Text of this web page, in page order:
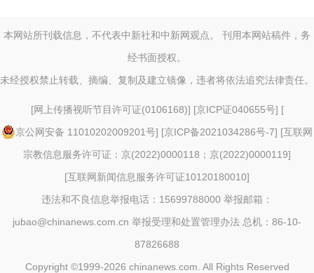
本网站所刊载信息，不代表中新社和中新网观点。 刊用本网站稿件，务
经书面授权。
未经授权禁止转载、摘编、复制及建立镜像，违者将依法追究法律责任。
[网上传播视听节目许可证(0106168)] [京ICP证040655号] [
京公网安备 11010202009201号] [京ICP备2021034286号-7] [互联网
宗教信息服务许可证：京(2022)0000118；京(2022)0000119]
[互联网新闻信息服务许可证10120180010]
违法和不良信息举报电话：15699788000 举报邮箱：
jubao@chinanews.com.cn 举报受理和处置管理办法 总机：86-10-
87826688
Copyright ©1999-2026 chinanews.com. All Rights Reserved